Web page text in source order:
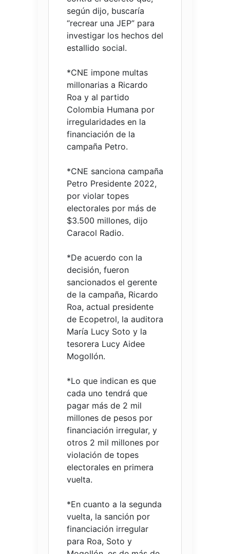
según dijo, buscaría
“recrear una JEP” para
investigar los hechos del
estallido social.
*CNE impone multas
millonarias a Ricardo
Roa y al partido
Colombia Humana por
irregularidades en la
financiación de la
campaña Petro.
*CNE sanciona campaña
Petro Presidente 2022,
por violar topes
electorales por más de
$3.500 millones, dijo
Caracol Radio.
*De acuerdo con la
decisión, fueron
sancionados el gerente
de la campaña, Ricardo
Roa, actual presidente
de Ecopetrol, la auditora
María Lucy Soto y la
tesorera Lucy Aidee
Mogollón.
*Lo que indican es que
cada uno tendrá que
pagar más de 2 mil
millones de pesos por
financiación irregular, y
otros 2 mil millones por
violación de topes
electorales en primera
vuelta.
*En cuanto a la segunda
vuelta, la sanción por
financiación irregular
para Roa, Soto y